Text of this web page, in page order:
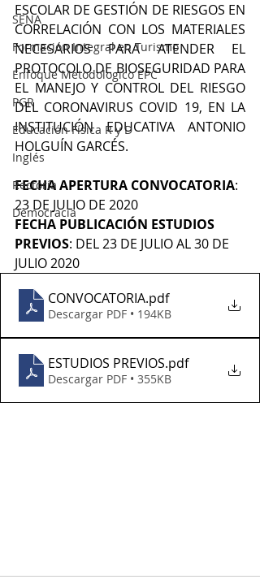
SENA
Formación Integral en Turismo
Enfoque Metodologico EPC
PGR
Educación Física R y D
Inglés
Rectoría
Democracia
ESCOLAR DE GESTIÓN DE RIESGOS EN
CORRELACIÓN CON LOS MATERIALES
NECESARIOS PARA ATENDER EL
PROTOCOLO DE BIOSEGURIDAD PARA
EL MANEJO Y CONTROL DEL RIESGO
DEL CORONAVIRUS COVID 19, EN LA
INSTITUCIÓN EDUCATIVA ANTONIO
HOLGUÍN GARCÉS.
FECHA APERTURA CONVOCATORIA:
23 DE JULIO DE 2020
FECHA PUBLICACIÓN ESTUDIOS
PREVIOS: DEL 23 DE JULIO AL 30 DE
JULIO 2020
CONVOCATORIA.pdf
Descargar PDF • 194KB
ESTUDIOS PREVIOS.pdf
Descargar PDF • 355KB